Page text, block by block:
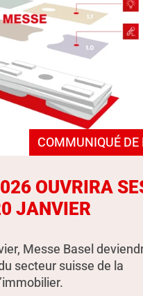
COMMUNIQUÉ DE
OUVRIRA
JANVIER
Messe Basel
secteur suisse de la